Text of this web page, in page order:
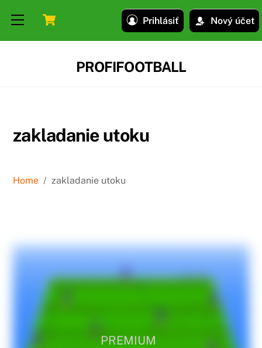
Prihlásiť Nový účet
Menu
PROFIFOOTBALL
zakladanie utoku
Home / zakladanie utoku
PREMIUM